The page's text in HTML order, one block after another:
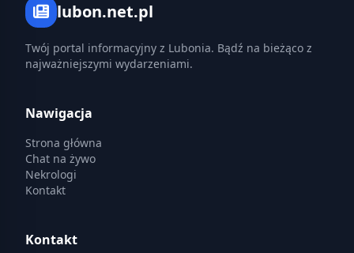
lubon.net.pl
Twój portal informacyjny z Lubonia. Bądź na bieżąco z
najważniejszymi wydarzeniami.
Nawigacja
Strona główna
Chat na żywo
Nekrologi
Kontakt
Kontakt